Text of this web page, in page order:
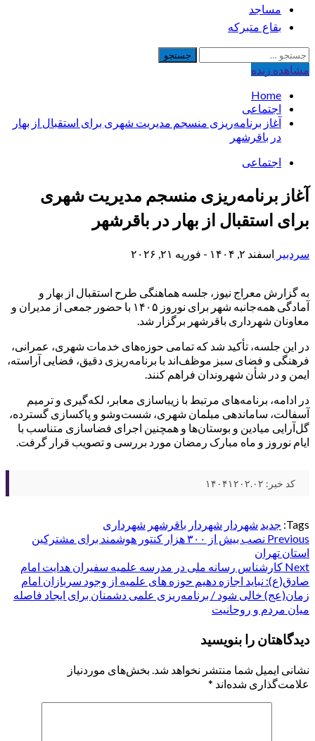
مساجد
بقاع متبرکه
جستجو
برای:
مشاهده‌ زنده
Home
اجتماعی
آغاز برنامه‌ریزی منسجم مدیریت شهری برای استقبال از بهار
در باقرشهر
اجتماعی
آغاز برنامه‌ریزی منسجم مدیریت شهری
برای استقبال از بهار در باقرشهر
سردبیر اسفند ۲, ۱۴۰۴ - فوریه ۲۱, ۲۰۲۶
به گزارش معراج نیوز، جلسه هماهنگی طرح استقبال از بهار و
آمادگی همه‌جانبه شهر برای نوروز ۱۴۰۵ با حضور جمعی از مدیران و
معاونان شهرداری باقرشهر برگزار شد.
در این جلسه، تأکید شد که تمامی حوزه‌های خدمات شهری، عمرانی،
فرهنگی و فضای سبز موظف‌اند با برنامه‌ریزی دقیق، فضایی آراسته،
ایمن و در شأن شهروندان فراهم کنند.
در ادامه، برنامه‌های مرتبط با زیباسازی معابر، لکه‌گیری و ترمیم
آسفالت، ساماندهی مبلمان شهری، شست‌وشو و پاکسازی گسترده،
گل‌آرایی میادین و بوستان‌ها و همچنین اجرای فضاسازی متناسب با
ایام نوروز و ماه مبارک رمضان مورد بررسی و تصویب قرار گرفت.
کد خبر: ۱۴۰۴۱۲۰۲.۰۲
Tags: جدید شهردار شهردار باقرشهر شهرداری
Post
navigation
Previous
نصب بیش از ۳۰۰ هزار کنتور هوشمند برای مشترکین
استان تهران
Next کارشناس رسانه ملی در مدرسه علمیه سفیران هدایت امام
صادق(ع): نباید اجازه دهیم حوزه های علمیه از وجود سربازان امام
زمان(عج) خالی شود / برنامه‌ریزی علمی دشمنان برای ایجاد فاصله
میان مردم و روحانیت
دیدگاهتان را بنویسید
نشانی ایمیل شما منتشر نخواهد شد. بخش‌های موردنیاز
علامت‌گذاری شده‌اند *